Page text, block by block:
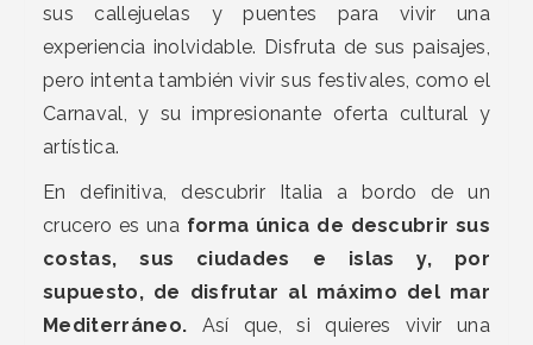
sus callejuelas y puentes para vivir una
experiencia inolvidable. Disfruta de sus paisajes,
pero intenta también vivir sus festivales, como el
Carnaval, y su impresionante oferta cultural y
artística.
En definitiva, descubrir Italia a bordo de un
crucero es una forma única de descubrir sus
costas, sus ciudades e islas y, por
supuesto, de disfrutar al máximo del mar
Mediterráneo. Así que, si quieres vivir una